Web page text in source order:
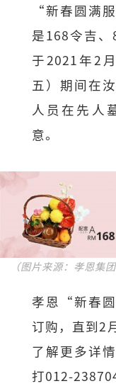
“新春圆满
是168令吉
于2021年2
五）期间在
人员在先人
意。
（图片来源：孝恩集团
孝恩“新春
订购，直到2
了解更多详
打012-